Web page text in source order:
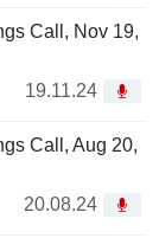
Call, Nov 19,
19.11.24
Call, Aug 20,
20.08.24